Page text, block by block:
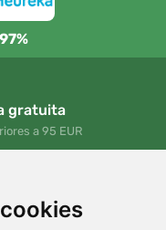
97%
gratuita
a 95 EUR
en cualquier momento